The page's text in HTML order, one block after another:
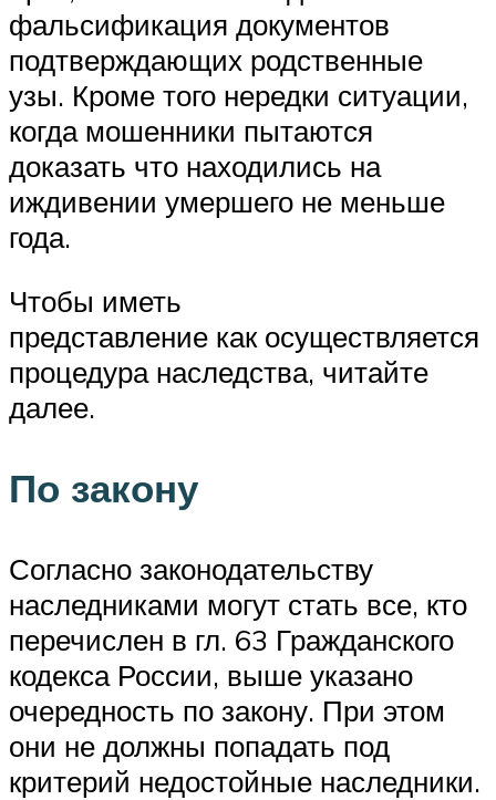
фальсификация документов
подтверждающих родственные
узы. Кроме того нередки ситуации,
когда мошенники пытаются
доказать что находились на
иждивении умершего не меньше
года.
Чтобы иметь
представление как осуществляется
процедура наследства, читайте
далее.
По закону
Согласно законодательству
наследниками могут стать все, кто
перечислен в гл. 63 Гражданского
кодекса России, выше указано
очередность по закону. При этом
они не должны попадать под
критерий недостойные наследники.